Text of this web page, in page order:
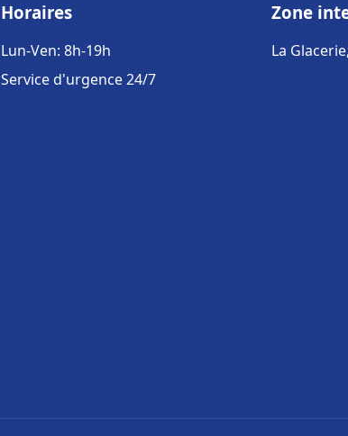
Horaires
Lun-Ven: 8h-19h
Service d'urgence 24/7
Zone
La